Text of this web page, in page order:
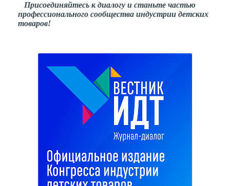
Присоединяйтесь к диалогу и станьте частью
профессионального сообщества индустрии детских
товаров!